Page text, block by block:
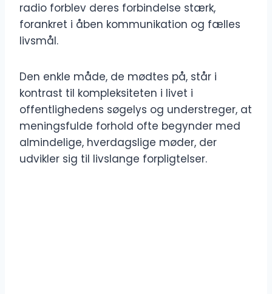
radio forblev deres forbindelse stærk,
forankret i åben kommunikation og fælles
livsmål.
Den enkle måde, de mødtes på, står i
kontrast til kompleksiteten i livet i
offentlighedens søgelys og understreger, at
meningsfulde forhold ofte begynder med
almindelige, hverdagslige møder, der
udvikler sig til livslange forpligtelser.